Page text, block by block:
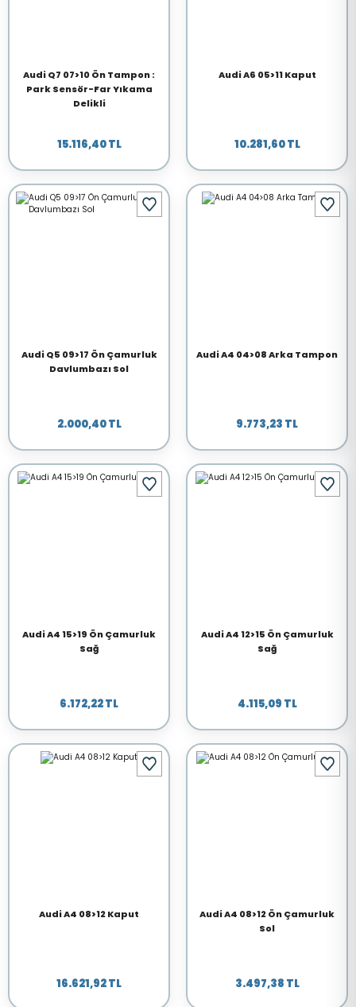
Audi Q7 07>10 Ön Tampon :
Park Sensör-Far Yıkama
Delikli
15.116,40 TL
Audi A6 05>11 Kaput
10.281,60 TL
Audi Q5 09>17 Ön Çamurluk
Davlumbazı Sol
2.000,40 TL
Audi A4 04>08 Arka Tampon
9.773,23 TL
Audi A4 15>19 Ön Çamurluk
Sağ
6.172,22 TL
Audi A4 12>15 Ön Çamurluk
Sağ
4.115,09 TL
Audi A4 08>12 Kaput
16.621,92 TL
Audi A4 08>12 Ön Çamurluk
Sol
3.497,38 TL